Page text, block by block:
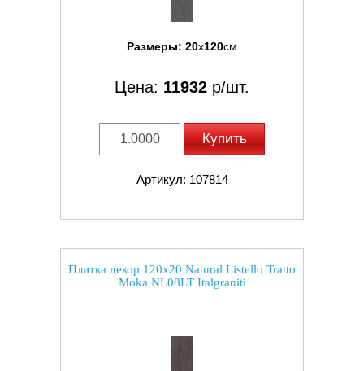
Размеры: 20x120см
Цена: 11932 р/шт.
Купить
Артикул: 107814
Плитка декор 120x20 Natural Listello Tratto
Moka NL08LT Italgraniti